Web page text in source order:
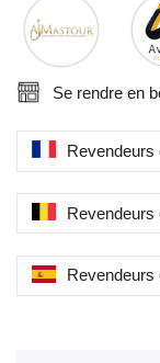
Se rendre en
Revendeurs
Revendeurs
Revendeurs